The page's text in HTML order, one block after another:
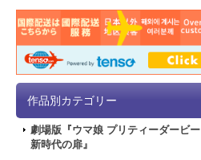
作品別カテゴリー
劇場版『ウマ娘 プリティーダービー
新時代の扉』